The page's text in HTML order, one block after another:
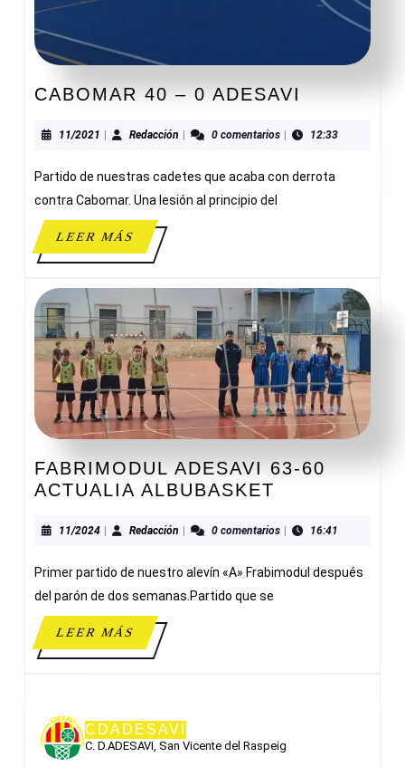
CABOMAR 40 – 0 ADESAVI
–
ADESAVI
11/2021 11/2021
| Redacción Redacción
| 0 comentarios | 12:33
Partido de nuestras cadetes que acaba con derrota
contra Cabomar. Una lesión al principio del
LEER MÁSLEER
MÁS
FABRIMODUL ADESAVI 63-60
ACTUALIA ALBUBASKET
63-
ACTUALIA
11/202411/2024Redacción Redacción0 comentarios 16:41
Primer partido de nuestro alevín «A» Frabimodul después
del parón de dos semanas.Partido que se
LEER MÁSLEER
MÁS
CDADESAVI
C. D.ADESAVI, San Vicente del Raspeig